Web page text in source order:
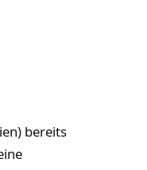
bereits